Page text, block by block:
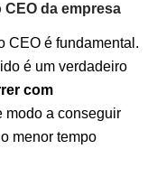
da empresa
CEO é fundamental.
é um verdadeiro
com
modo a conseguir
menor tempo